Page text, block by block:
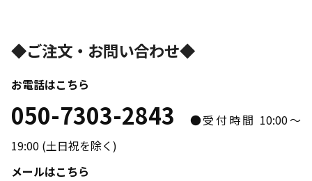
◆ご注文・お問い合わせ◆
お電話はこちら
050-7303-2843 ●受付時間 10:00～
19:00 (土日祝を除く)
メールはこちら